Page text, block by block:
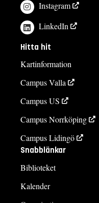
Instagram
LinkedIn
Hitta hit
Kartinformation
Campus Valla
Campus US
Campus Norrköping
Campus Lidingö
Snabblänkar
Biblioteket
Kalender